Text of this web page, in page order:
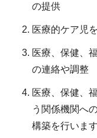
の提供
医療的ケア児
医療、保健、
の連絡や調整
医療、保健、
う関係機関へ
構築を行います